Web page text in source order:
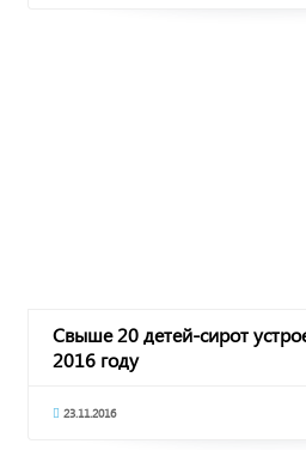
Свыше 20 детей-сирот
2016 году
23.11.2016